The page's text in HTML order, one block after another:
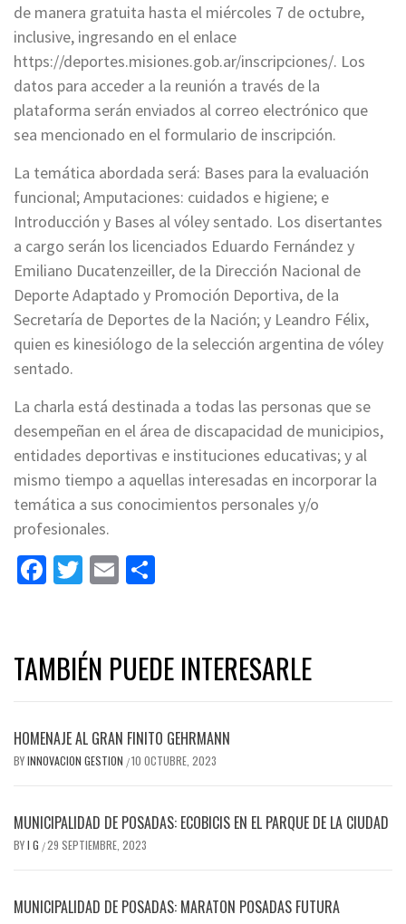
de manera gratuita hasta el miércoles 7 de octubre,
inclusive, ingresando en el enlace
https://deportes.misiones.gob.ar/inscripciones/. Los
datos para acceder a la reunión a través de la
plataforma serán enviados al correo electrónico que
sea mencionado en el formulario de inscripción.
La temática abordada será: Bases para la evaluación
funcional; Amputaciones: cuidados e higiene; e
Introducción y Bases al vóley sentado. Los disertantes
a cargo serán los licenciados Eduardo Fernández y
Emiliano Ducatenzeiller, de la Dirección Nacional de
Deporte Adaptado y Promoción Deportiva, de la
Secretaría de Deportes de la Nación; y Leandro Félix,
quien es kinesiólogo de la selección argentina de vóley
sentado.
La charla está destinada a todas las personas que se
desempeñan en el área de discapacidad de municipios,
entidades deportivas e instituciones educativas; y al
mismo tiempo a aquellas interesadas en incorporar la
temática a sus conocimientos personales y/o
profesionales.
Facebook
Twitter
Email
TAMBIÉN PUEDE INTERESARLE
HOMENAJE AL GRAN FINITO GEHRMANN
BYINNOVACION GESTION /10 OCTUBRE, 2023
MUNICIPALIDAD DE POSADAS: ECOBICIS EN EL PARQUE DE LA CIUDAD
BYI G /29 SEPTIEMBRE, 2023
MUNICIPALIDAD DE POSADAS: MARATON POSADAS FUTURA